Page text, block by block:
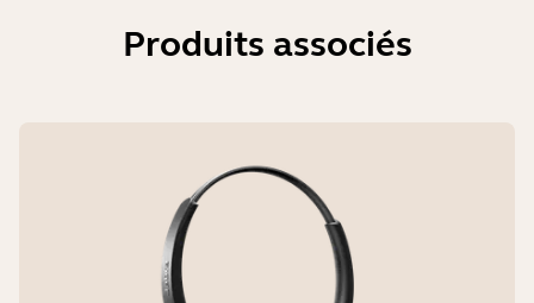
Produits associés